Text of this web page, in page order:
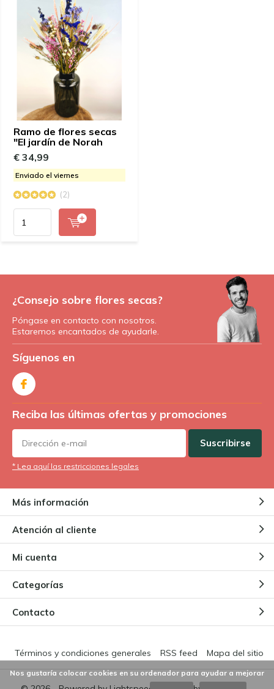
Ramo de flores secas
"El jardín de Norah
€ 34,99
Enviado el viernes
(2)
¿Consejo sobre flores secas?
Póngase en contacto con nosotros.
Estaremos encantados de ayudarle.
Síguenos en
Reciba las últimas ofertas y promociones
Suscribirse
* Lea aquí las restricciones legales
Más información
Atención al cliente
Mi cuenta
Categorías
Contacto
Términos y condiciones generales RSS feed Mapa del sitio
Nos gustaría colocar cookies en su ordenador para ayudar a mejorar